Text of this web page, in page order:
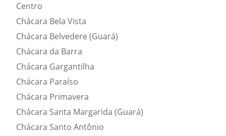
Centro
Chácara Bela Vista
Chácara Belvedere (Guará)
Chácara da Barra
Chácara Gargantilha
Chácara Paraíso
Chácara Primavera
Chácara Santa Margarida (Guará)
Chácara Santo Antônio